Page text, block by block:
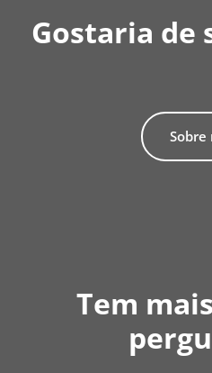
Gostaria de
Sobre
Tem